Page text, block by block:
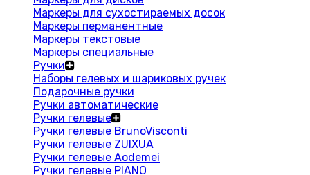
Маркеры для сухостираемых досок
Маркеры перманентные
Маркеры текстовые
Маркеры специальные
Ручки
Наборы гелевых и шариковых ручек
Подарочные ручки
Ручки автоматические
Ручки гелевые
Ручки гелевые BrunoVisconti
Ручки гелевые ZUIXUA
Ручки гелевые Aodemei
Ручки гелевые PIANO